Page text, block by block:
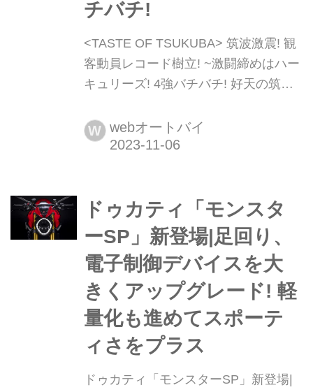
チバチ!
<TASTE OF TSUKUBA> 筑波激震! 観
客動員レコード樹立! ~激闘締めはハー
キュリーズ! 4強バチバチ! 好天の筑波
県・筑波サーキットで「TASTE OF
TSUKUBA KAGURADUKI STAGE」が
「絶版車まつり・秋の陣」です。 11月
4~5日は関東地方がまるまる高...
W webオートバイ
ドゥカティ「モンスタ
ーSP」新登場|足回り、
電子制御デバイスを大
きくアップグレード! 軽
量化も進めてスポーテ
ィさをプラス
ドゥカティ「モンスターSP」新登場|